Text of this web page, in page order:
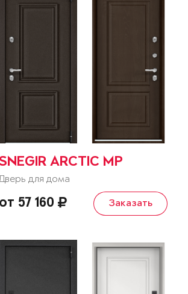
ARCTIC MP
для дома
от 57 160 Заказать